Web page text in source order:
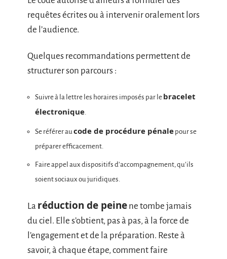
requêtes écrites ou à intervenir oralement lors
de l’audience.
Quelques recommandations permettent de
structurer son parcours :
Suivre à la lettre les horaires imposés par le bracelet
électronique.
Se référer au code de procédure pénale pour se
préparer efficacement.
Faire appel aux dispositifs d’accompagnement, qu’ils
soient sociaux ou juridiques.
La réduction de peine ne tombe jamais
du ciel. Elle s’obtient, pas à pas, à la force de
l’engagement et de la préparation. Reste à
savoir, à chaque étape, comment faire